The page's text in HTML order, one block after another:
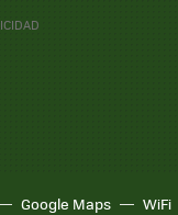
Google Maps WiFi